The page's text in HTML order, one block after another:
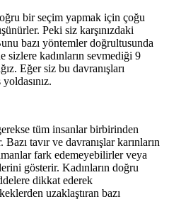
bir seçim yapmak için çoğu
Peki siz karşınızdaki
bazı yöntemler doğrultusunda
kadınların sevmediği 9
Eğer siz bu davranışları
tüm insanlar birbirinden
tavır ve davranışlar karınların
fark edemeyebilirler veya
gösterir. Kadınların doğru
dikkat ederek
uzaklaştıran bazı